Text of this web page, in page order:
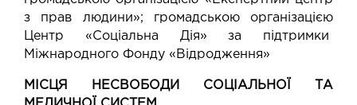
з прав людини»; громадською організацією
Центр «Соціальна Дія» за підтримки
Міжнародного Фонду «Відродження»
МІСЦЯ НЕСВОБОДИ СОЦІАЛЬНОЇ ТА